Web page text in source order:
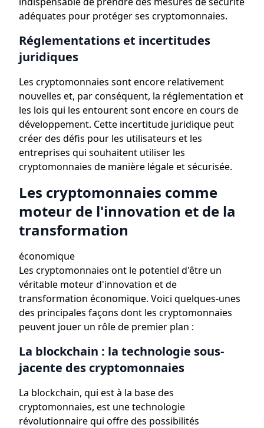
adéquates pour protéger ses cryptomonnaies.
Réglementations et incertitudes
juridiques
Les cryptomonnaies sont encore relativement
nouvelles et, par conséquent, la réglementation et
les lois qui les entourent sont encore en cours de
développement. Cette incertitude juridique peut
créer des défis pour les utilisateurs et les
entreprises qui souhaitent utiliser les
cryptomonnaies de manière légale et sécurisée.
Les cryptomonnaies comme
moteur de l'innovation et de la
transformation
économique
Les cryptomonnaies ont le potentiel d'être un
véritable moteur d'innovation et de
transformation économique. Voici quelques-unes
des principales façons dont les cryptomonnaies
peuvent jouer un rôle de premier plan :
La blockchain : la technologie sous-
jacente des cryptomonnaies
La blockchain, qui est à la base des
cryptomonnaies, est une technologie
révolutionnaire qui offre des possibilités